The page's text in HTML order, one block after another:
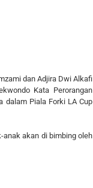
dan Adjira Dwi Alkafi
Kata Perorangan
dalam Piala Forki LA Cup
anak akan di bimbing oleh